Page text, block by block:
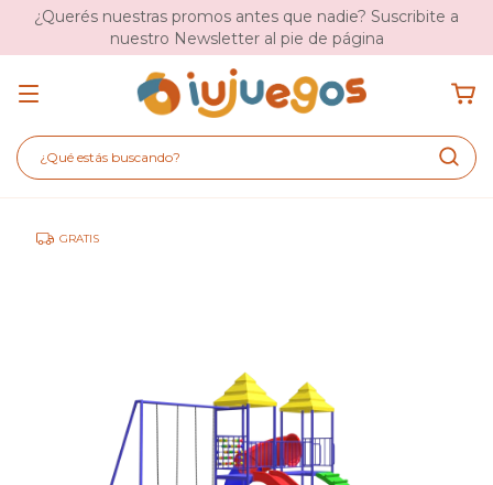
¿Querés nuestras promos antes que nadie? Suscribite a
nuestro Newsletter al pie de página
GRATIS